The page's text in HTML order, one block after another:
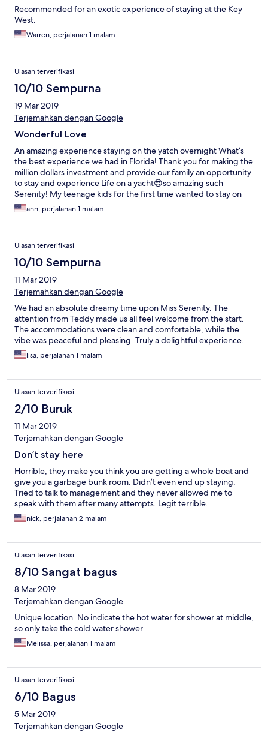
Recommended for an exotic experience of staying at the Key
West.
Warren, perjalanan 1 malam
Ulasan terverifikasi
10/10 Sempurna
19 Mar 2019
Terjemahkan dengan Google
Wonderful Love
An amazing experience staying on the yatch overnight What’s
the best experience we had in Florida! Thank you for making the
million dollars investment and provide our family an opportunity
to stay and experience Life on a yacht😎so amazing such
Serenity! My teenage kids for the first time wanted to stay on
this yatch longer😁
ann, perjalanan 1 malam
Ulasan terverifikasi
10/10 Sempurna
11 Mar 2019
Terjemahkan dengan Google
We had an absolute dreamy time upon Miss Serenity. The
attention from Teddy made us all feel welcome from the start.
The accommodations were clean and comfortable, while the
vibe was peaceful and pleasing. Truly a delightful experience.
lisa, perjalanan 1 malam
Ulasan terverifikasi
2/10 Buruk
11 Mar 2019
Terjemahkan dengan Google
Don’t stay here
Horrible, they make you think you are getting a whole boat and
give you a garbage bunk room. Didn’t even end up staying.
Tried to talk to management and they never allowed me to
speak with them after many attempts. Legit terrible.
nick, perjalanan 2 malam
Ulasan terverifikasi
8/10 Sangat bagus
8 Mar 2019
Terjemahkan dengan Google
Unique location. No indicate the hot water for shower at middle,
so only take the cold water shower
Melissa, perjalanan 1 malam
Ulasan terverifikasi
6/10 Bagus
5 Mar 2019
Terjemahkan dengan Google